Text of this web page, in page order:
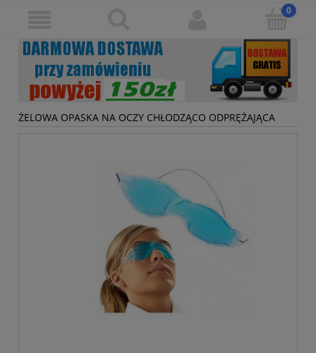
ŻELOWA OPASKA NA OCZY CHŁODZĄCO ODPRĘŻAJĄCA